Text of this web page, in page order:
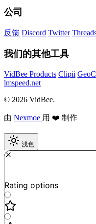
公司
反馈 Discord Twitter
我们的其他工具
VidBee Products Clipii
lmspeed.net
© 2026 VidBee.
由 Nexmoe 用 ❤️ 制作
浅色
Rating options